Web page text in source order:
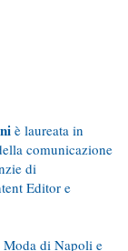
è laureata in
comunicazione
di
Editor e
di Napoli e